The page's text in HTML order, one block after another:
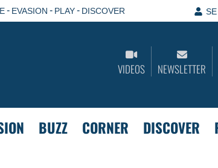
- EVASION - PLAY- DISCOVER
VIDEOS NEWSLETTER
BUZZ CORNER DISCOVER